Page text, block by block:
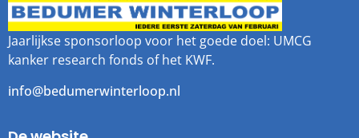
Jaarlijkse sponsorloop voor het goede doel: UMCG
kanker research fonds of het KWF.
info@bedumerwinterloop.nl